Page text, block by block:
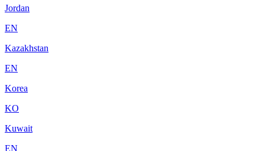
Jordan
EN
Kazakhstan
EN
Korea
KO
Kuwait
EN